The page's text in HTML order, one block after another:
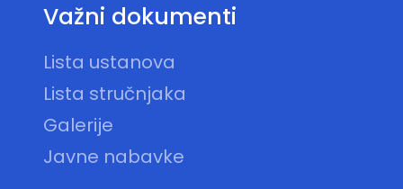
Važni dokumenti
Lista ustanova
Lista stručnjaka
Galerije
Javne nabavke